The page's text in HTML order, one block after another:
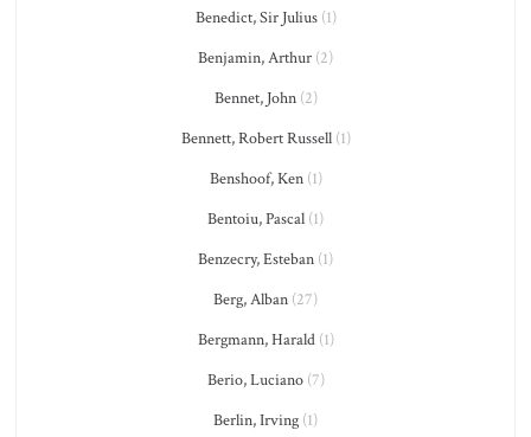
Benedict, Sir Julius(1)
Benjamin, Arthur (2)
Bennet, John(2)
Bennett, Robert Russell(1)
Benshoof, Ken(1)
Bentoiu, Pascal (1)
Benzecry, Esteban (1)
Berg, Alban (27)
Bergmann, Harald(1)
Berio, Luciano(7)
Berlin, Irving (1)